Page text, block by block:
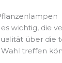
wichtig, die
über
treffen